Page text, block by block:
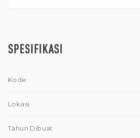
SPESIFIKASI
Kode
Lokasi
Tahun Dibuat